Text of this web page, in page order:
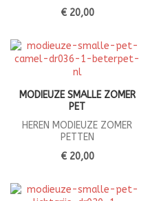
€ 20,00
MODIEUZE SMALLE ZOMER
PET
HEREN MODIEUZE ZOMER
PETTEN
€ 20,00